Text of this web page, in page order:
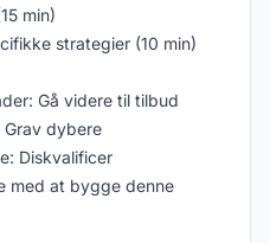
min)
strategier (10 min)
Gå videre til tilbud
Grav dybere
Diskvalificer
med at bygge denne